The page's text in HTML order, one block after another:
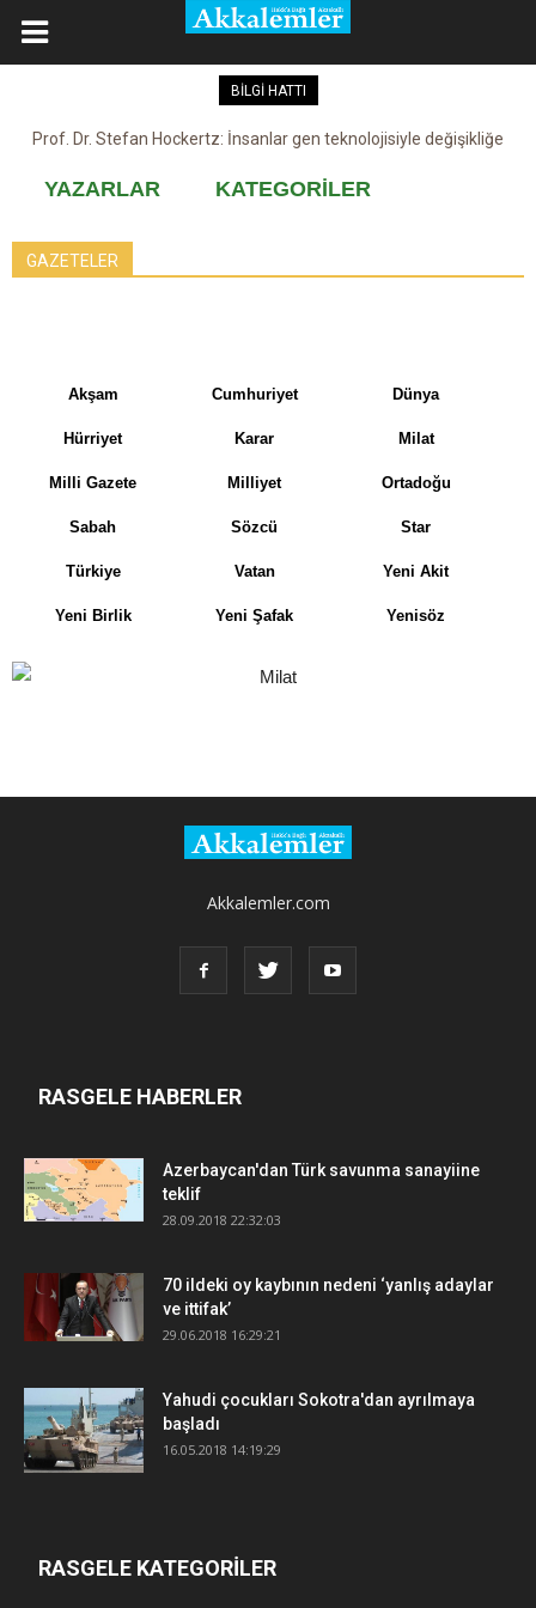
BİLGİ HATTI
Prof. Dr. Stefan Hockertz: İnsanlar gen teknolojisiyle değişikliğe
YAZARLAR KATEGORİLER
GAZETELER
Akşam Cumhuriyet Dünya
Hürriyet Karar Milat
Milli Gazete Milliyet Ortadoğu
Sabah Sözcü Star
Türkiye Vatan Yeni Akit
Yeni Birlik Yeni Şafak Yenisöz
Akkalemler.com
RASGELE HABERLER
Azerbaycan'dan Türk savunma sanayiine
teklif
28.09.2018 22:32:03
70 ildeki oy kaybının nedeni ‘yanlış adaylar
ve ittifak’
29.06.2018 16:29:21
Yahudi çocukları Sokotra'dan ayrılmaya
başladı
16.05.2018 14:19:29
RASGELE KATEGORİLER